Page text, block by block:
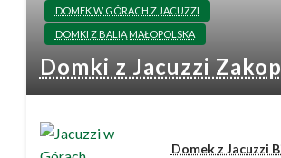
DOMEK W GÓRACH Z JACUZZI
DOMKI Z BALIĄ MAŁOPOLSKA
Domki z Jacuzzi
Domek z Jacuzzi